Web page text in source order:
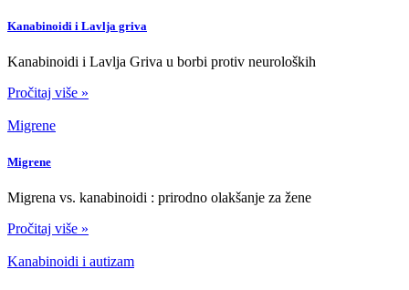
Kanabinoidi i Lavlja griva
Kanabinoidi i Lavlja Griva u borbi protiv neuroloških
Pročitaj više »
Migrene
Migrene
Migrena vs. kanabinoidi : prirodno olakšanje za žene
Pročitaj više »
Kanabinoidi i autizam